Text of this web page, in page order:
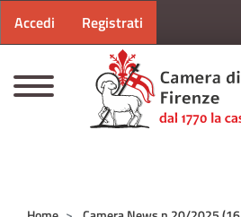
Menu profilo utente
Accedi Registrati